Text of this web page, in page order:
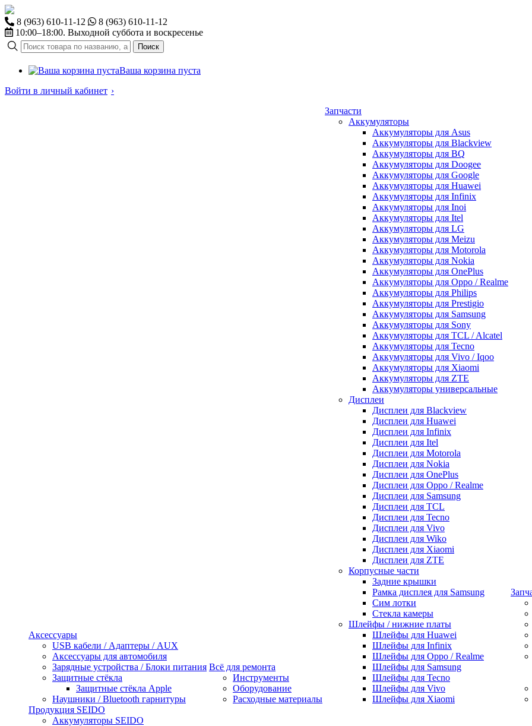
8 (963) 610-11-12
8 (963) 610-11-12
10:00–18:00. Выходной суббота и воскресенье
Поиск
Ваша корзина пуста
Войти в личный кабинет ›
Аксессуары
USB кабели / Адаптеры / AUX
Аксессуары для автомобиля
Зарядные устройства / Блоки питания
Защитные стёкла
Защитные стёкла Apple
Наушники / Bluetooth гарнитуры
Всё для ремонта
Инструменты
Оборудование
Расходные материалы
Запчасти
Аккумуляторы
Аккумуляторы для Asus
Аккумуляторы для Blackview
Аккумуляторы для BQ
Аккумуляторы для Doogee
Аккумуляторы для Google
Аккумуляторы для Huawei
Аккумуляторы для Infinix
Аккумуляторы для Inoi
Аккумуляторы для Itel
Аккумуляторы для LG
Аккумуляторы для Meizu
Аккумуляторы для Motorola
Аккумуляторы для Nokia
Аккумуляторы для OnePlus
Аккумуляторы для Oppo / Realme
Аккумуляторы для Philips
Аккумуляторы для Prestigio
Аккумуляторы для Samsung
Аккумуляторы для Sony
Аккумуляторы для TCL / Alcatel
Аккумуляторы для Tecno
Аккумуляторы для Vivo / Iqoo
Аккумуляторы для Xiaomi
Аккумуляторы для ZTE
Аккумуляторы универсальные
Дисплеи
Дисплеи для Blackview
Дисплеи для Huawei
Дисплеи для Infinix
Дисплеи для Itel
Дисплеи для Motorola
Дисплеи для Nokia
Дисплеи для OnePlus
Дисплеи для Oppo / Realme
Дисплеи для Samsung
Дисплеи для TCL
Дисплеи для Tecno
Дисплеи для Vivo
Дисплеи для Wiko
Дисплеи для Xiaomi
Дисплеи для ZTE
Корпусные части
Задние крышки
Рамка дисплея для Samsung
Сим лотки
Стекла камеры
Шлейфы / нижние платы
Шлейфы для Huawei
Шлейфы для Infinix
Шлейфы для Oppo / Realme
Шлейфы для Samsung
Шлейфы для Tecno
Шлейфы для Vivo
Шлейфы для Xiaomi
Продукция SEIDO
Аккумуляторы SEIDO